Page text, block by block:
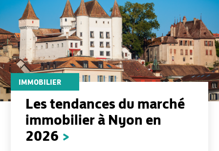
IMMOBILIER
Les tendances du marché
immobilier à Nyon en
2026 >